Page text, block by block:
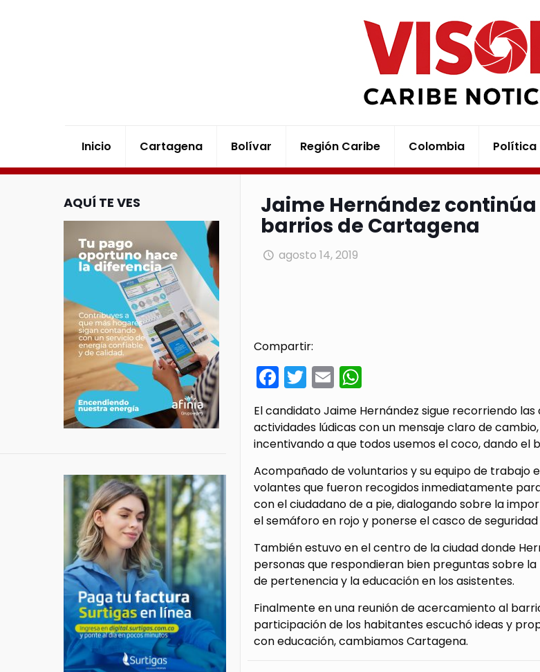
Inicio Cartagena Bolívar Región Caribe Colombia Política
Jaime Hernández
barrios de Cartagena
agosto 14, 2019
Compartir:
Facebook
Twitter
Email
El candidato Jaime Hernández sigue recorriendo
actividades lúdicas con un mensaje claro de
incentivando a que todos usemos el coco, dando el
Acompañado de voluntarios y su equipo de trabajo
volantes que fueron recogidos inmediatamente
con el ciudadano de a pie, dialogando sobre la
el semáforo en rojo y ponerse el casco de
También estuvo en el centro de la ciudad donde
personas que respondieran bien preguntas sobre
de pertenencia y la educación en los asistentes.
Finalmente en una reunión de acercamiento al
participación de los habitantes escuchó ideas y
con educación, cambiamos Cartagena.
AQUÍ TE VES